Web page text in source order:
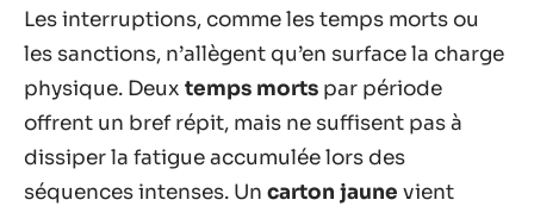
Les interruptions, comme les temps morts ou
les sanctions, n’allègent qu’en surface la charge
physique. Deux temps morts par période
offrent un bref répit, mais ne suffisent pas à
dissiper la fatigue accumulée lors des
séquences intenses. Un carton jaune vient